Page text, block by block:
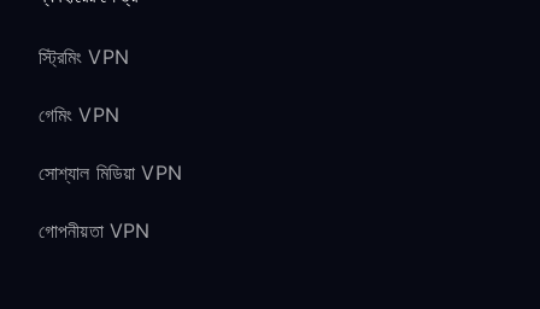
স্ট্রিমিং VPN
গেমিং VPN
সোশ্যাল মিডিয়া VPN
গোপনীয়তা VPN